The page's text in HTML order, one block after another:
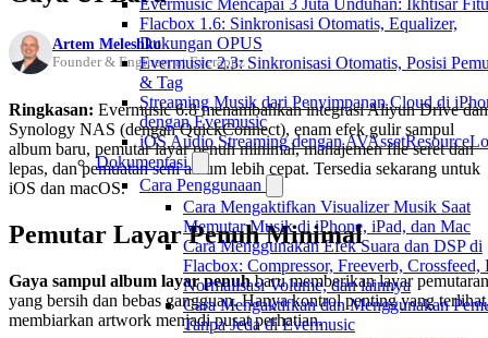
Evermusic Mencapai 3 Juta Unduhan: Ikhtisar
Flacbox 1.6: Sinkronisasi Otomatis, Equalizer,
Dukungan OPUS
Evermusic 2.3: Sinkronisasi Otomatis, Posisi
& Tag
Streaming Musik dari Penyimpanan Cloud di
dengan Evermusic
iOS Audio Streaming dengan
Dokumentasi
Cara Penggunaan
Cara Mengaktifkan Visualizer Musik Saat
Memutar Musik di iPhone, iPad, dan Mac
Cara Menggunakan Efek Suara dan DSP di
Flacbox: Compressor, Freeverb, Crossfeed,
Normalisasi Volume, dan lainnya
Cara Mengaktifkan dan Menggunakan
Tanpa Jeda di Evermusic
Artem Meleshko
Founder & Engineer at Everappz
Ringkasan: Evermusic 6.8 menambahkan integrasi Aliyun Drive dan
Synology NAS (dengan QuickConnect), enam efek gulir sampul
album baru, pemutar layar penuh minimal, manajemen file seret dan
lepas, dan pemuatan seni album lebih cepat. Tersedia sekarang untuk
iOS dan macOS.
Pemutar Layar Penuh Minimal
Gaya sampul album layar penuhbaru memberikan layar pemutaran
yang bersih dan bebas gangguan. Hanya kontrol penting yang
membiarkan artwork menjadi pusat perhatian.